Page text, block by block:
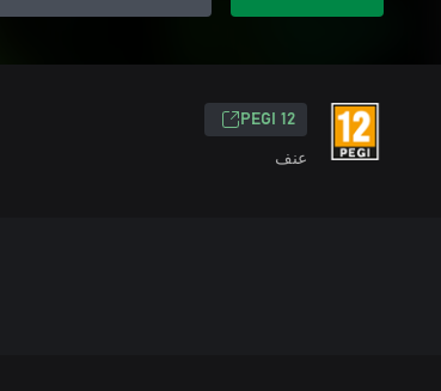
PEGI 12
عنف